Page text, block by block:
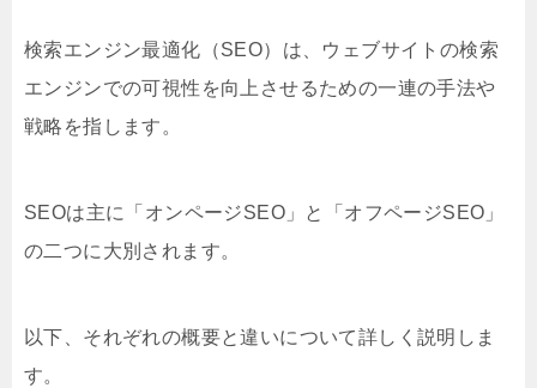
検索エンジン最適化（SEO）は、ウェブサイトの検索
エンジンでの可視性を向上させるための一連の手法や
戦略を指します。
SEOは主に「オンページSEO」と「オフページSEO」
の二つに大別されます。
以下、それぞれの概要と違いについて詳しく説明しま
す。